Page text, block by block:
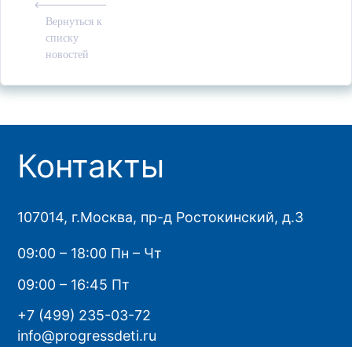
Вернуться к
списку
новостей
Контакты
107014, г.Москва, пр-д Ростокинский, д.3
09:00 – 18:00 Пн – Чт
09:00 – 16:45 Пт
+7 (499) 235-03-72
info@progressdeti.ru